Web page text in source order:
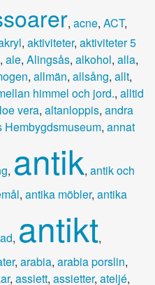
, acne, ACT,
, aktiviteter, aktiviteter 5
, ale, Alingsås, alkohol, alla,
, allmän, allsång, allt,
himmel och jord., alltid
vera, altanloppis, andra
Hembygdsmuseum, annat
, antik, antik och
, antika möbler, antika
, antikt,
, arabia, arabia porslin,
, assiett, assietter, ateljé,